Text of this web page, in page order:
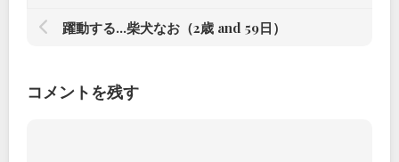
躍動する…柴犬なお（2歳 and 59日）
コメントを残す